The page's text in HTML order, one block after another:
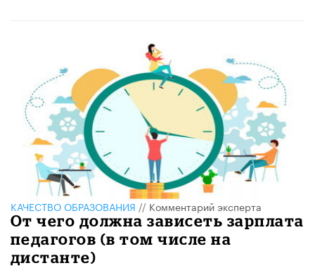
КАЧЕСТВО ОБРАЗОВАНИЯ // Комментарий эксперта
От чего должна зависеть зарплата
педагогов (в том числе на
дистанте)